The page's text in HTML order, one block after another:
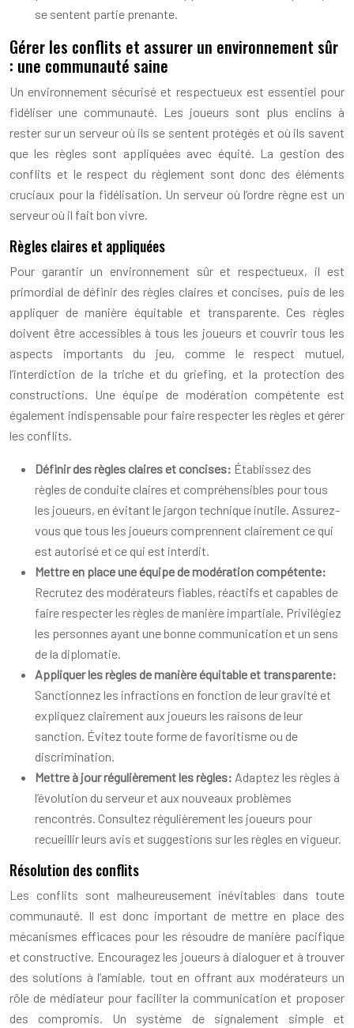
se sentent partie prenante.
Gérer les conflits et assurer un environnement sûr
: une communauté saine
Un environnement sécurisé et respectueux est essentiel pour
fidéliser une communauté. Les joueurs sont plus enclins à
rester sur un serveur où ils se sentent protégés et où ils savent
que les règles sont appliquées avec équité. La gestion des
conflits et le respect du règlement sont donc des éléments
cruciaux pour la fidélisation. Un serveur où l’ordre règne est un
serveur où il fait bon vivre.
Règles claires et appliquées
Pour garantir un environnement sûr et respectueux, il est
primordial de définir des règles claires et concises, puis de les
appliquer de manière équitable et transparente. Ces règles
doivent être accessibles à tous les joueurs et couvrir tous les
aspects importants du jeu, comme le respect mutuel,
l’interdiction de la triche et du griefing, et la protection des
constructions. Une équipe de modération compétente est
également indispensable pour faire respecter les règles et gérer
les conflits.
Définir des règles claires et concises: Établissez des
règles de conduite claires et compréhensibles pour tous
les joueurs, en évitant le jargon technique inutile. Assurez-
vous que tous les joueurs comprennent clairement ce qui
est autorisé et ce qui est interdit.
Mettre en place une équipe de modération compétente:
Recrutez des modérateurs fiables, réactifs et capables de
faire respecter les règles de manière impartiale. Privilégiez
les personnes ayant une bonne communication et un sens
de la diplomatie.
Appliquer les règles de manière équitable et transparente:
Sanctionnez les infractions en fonction de leur gravité et
expliquez clairement aux joueurs les raisons de leur
sanction. Évitez toute forme de favoritisme ou de
discrimination.
Mettre à jour régulièrement les règles: Adaptez les règles à
l’évolution du serveur et aux nouveaux problèmes
rencontrés. Consultez régulièrement les joueurs pour
recueillir leurs avis et suggestions sur les règles en vigueur.
Résolution des conflits
Les conflits sont malheureusement inévitables dans toute
communauté. Il est donc important de mettre en place des
mécanismes efficaces pour les résoudre de manière pacifique
et constructive. Encouragez les joueurs à dialoguer et à trouver
des solutions à l’amiable, tout en offrant aux modérateurs un
rôle de médiateur pour faciliter la communication et proposer
des compromis. Un système de signalement simple et